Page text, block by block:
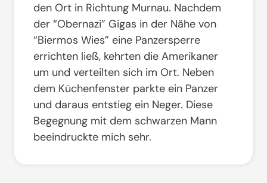
den Ort in Richtung Murnau. Nachdem
der “Obernazi” Gigas in der Nähe von
“Biermos Wies” eine Panzersperre
errichten ließ, kehrten die Amerikaner
um und verteilten sich im Ort. Neben
dem Küchenfenster parkte ein Panzer
und daraus entstieg ein Neger. Diese
Begegnung mit dem schwarzen Mann
beeindruckte mich sehr.